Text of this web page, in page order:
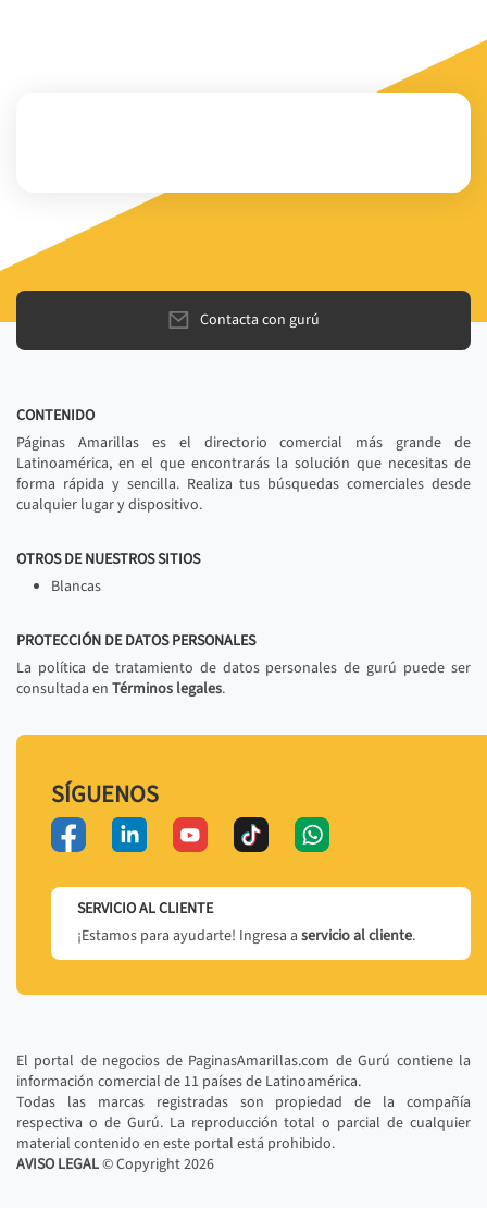
Contacta con gurú
CONTENIDO
Páginas Amarillas es el directorio comercial más grande de
Latinoamérica, en el que encontrarás la solución que necesitas de
forma rápida y sencilla. Realiza tus búsquedas comerciales desde
cualquier lugar y dispositivo.
OTROS DE NUESTROS SITIOS
Blancas
PROTECCIÓN DE DATOS PERSONALES
La política de tratamiento de datos personales de gurú puede ser
consultada en Términos legales.
SÍGUENOS
SERVICIO AL CLIENTE
¡Estamos para ayudarte! Ingresa a servicio al cliente.
El portal de negocios de PaginasAmarillas.com de Gurú contiene la
información comercial de 11 países de Latinoamérica.
Todas las marcas registradas son propiedad de la compañía
respectiva o de Gurú. La reproducción total o parcial de cualquier
material contenido en este portal está prohibido.
AVISO LEGAL© Copyright2026